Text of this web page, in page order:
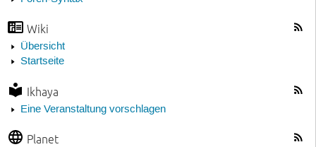
Wiki
Übersicht
Startseite
Ikhaya
Eine Veranstaltung vorschlagen
Planet